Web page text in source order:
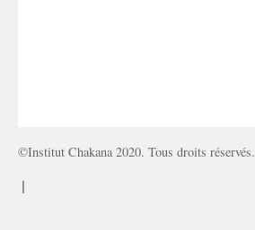
©Institut Chakana 2020. Tous droits réservés.